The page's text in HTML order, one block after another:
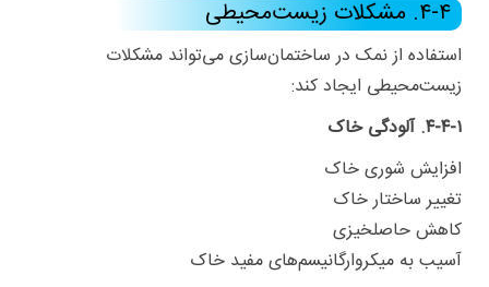
۴-۴. مشکلات زیست‌محیطی
استفاده از نمک در ساختمان‌سازی می‌تواند مشکلات
زیست‌محیطی ایجاد کند:
۴-۴-۱. آلودگی خاک
افزایش شوری خاک
تغییر ساختار خاک
کاهش حاصلخیزی
آسیب به میکروارگانیسم‌های مفید خاک